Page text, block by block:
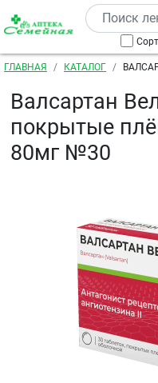
Перейти к основному
Строка
ГЛАВНАЯ КАТАЛОГ
Валсартан
покрытые
80мг №30